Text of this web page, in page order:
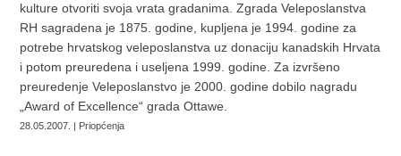
kulture otvoriti svoja vrata gradanima. Zgrada Veleposlanstva
RH sagradena je 1875. godine, kupljena je 1994. godine za
potrebe hrvatskog veleposlanstva uz donaciju kanadskih Hrvata
i potom preuredena i useljena 1999. godine. Za izvršeno
preuredenje Veleposlanstvo je 2000. godine dobilo nagradu
„Award of Excellence“ grada Ottawe.
28.05.2007. | Priopćenja